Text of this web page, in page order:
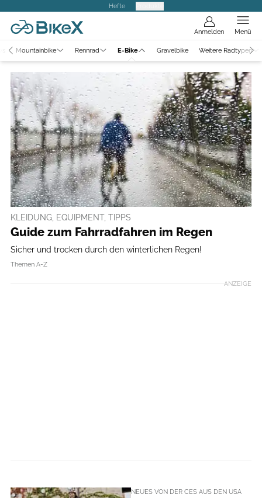
Hefte
Anmelden Menü
Mountainbike Rennrad E-Bike Gravelbike Weitere Radtypen
KLEIDUNG, EQUIPMENT, TIPPS
Guide zum Fahrradfahren im Regen
Sicher und trocken durch den winterlichen Regen!
Themen A-Z
ANZEIGE
NEUES VON DER CES AUS DEN USA